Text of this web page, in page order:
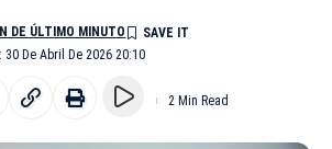
De Abril De 2026 20:10
DE ÚLTIMO MINUTO
2 Min Read